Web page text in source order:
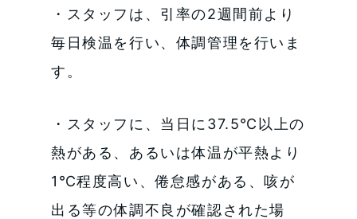
・スタッフは、引率の2週間前より
毎日検温を行い、体調管理を行いま
す。
・スタッフに、当日に37.5℃以上の
熱がある、あるいは体温が平熱より
1℃程度高い、倦怠感がある、咳が
出る等の体調不良が確認された場